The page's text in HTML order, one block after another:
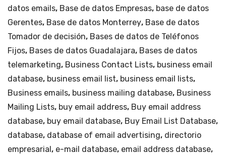
datos emails, Base de datos Empresas, base de datos
Gerentes, Base de datos Monterrey, Base de datos
Tomador de decisión, Bases de datos de Teléfonos
Fijos, Bases de datos Guadalajara, Bases de datos
telemarketing, Business Contact Lists, business email
database, business email list, business email lists,
Business emails, business mailing database, Business
Mailing Lists, buy email address, Buy email address
database, buy email database, Buy Email List Database,
database, database of email advertising, directorio
empresarial, e-mail database, email address database,